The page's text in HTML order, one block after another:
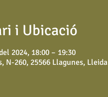
i Ubicació
2024, 18:00 – 19:30
N-260, 25566 Llagunes, Lleida